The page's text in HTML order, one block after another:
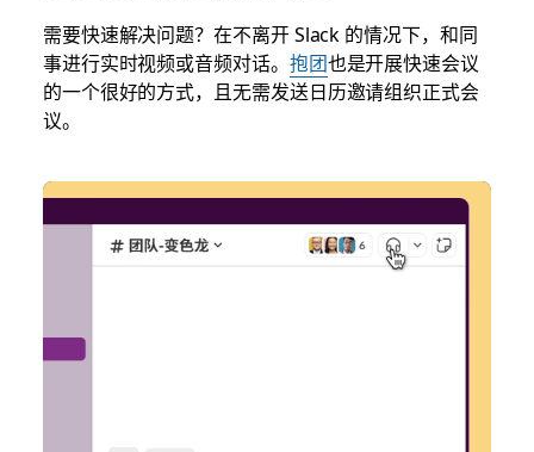
需要快速解决问题？在不离开 Slack 的情况下，和同
事进行实时视频或音频对话。 抱团也是开展快速会议
的一个很好的方式，且无需发送日历邀请组织正式会
议。